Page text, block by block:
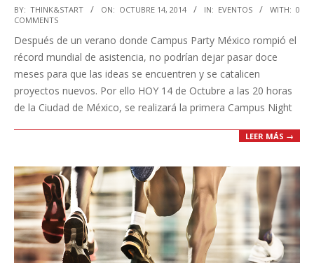
2014-
10-
14
BY: THINK&START ON: OCTUBRE 14, 2014 IN: EVENTOS WITH: 0
COMMENTS
Después de un verano donde Campus Party México rompió el
récord mundial de asistencia, no podrían dejar pasar doce
meses para que las ideas se encuentren y se catalicen
proyectos nuevos. Por ello HOY 14 de Octubre a las 20 horas
de la Ciudad de México, se realizará la primera Campus Night
LEER MÁS →